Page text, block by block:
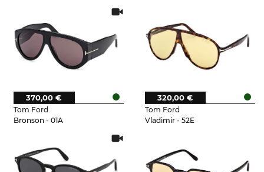
Tom Ford
Bronson - 01A
370,00 €
Tom Ford
Vladimir - 52E
320,00 €